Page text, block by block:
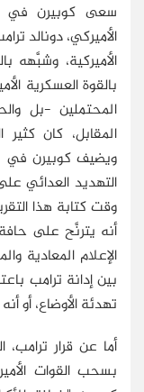
سعى كوبيرن في
الأميركية، وشبَّهه
بالقوة العسكرية
المحتملين -بل
المقابل، كان كثير
ويضيف كوبيرن في
التهديد العدائي
وقت كتابة هذا
أنه يترنَّح على
الإعلام المعادية
بين إدانة ترامب
تهدئة الأوضاع، أو
بسحب القوات